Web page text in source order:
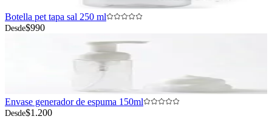
Botella pet tapa sal 250 ml
Desde$990
Envase generador de espuma 150ml
Desde$1.200